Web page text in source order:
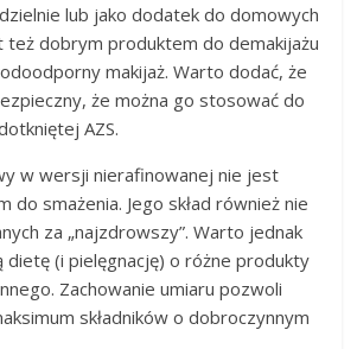
lub jako dodatek do domowych
też dobrym produktem do demakijażu
makijaż. Warto dodać, że
że można go stosować do
AZS.
w wersji nierafinowanej nie jest
do smażenia. Jego skład również nie
za „najzdrowszy”. Warto jednak
dietę (i pielęgnację) o różne produkty
Zachowanie umiaru pozwoli
składników o dobroczynnym